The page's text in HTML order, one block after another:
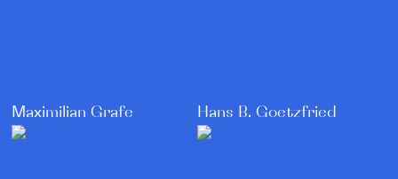
Maximilian Grafe Hans B. Goetzfried